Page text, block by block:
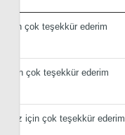
için çok teşekkür ederim.
için çok teşekkür ederim
için çok teşekkür ederim